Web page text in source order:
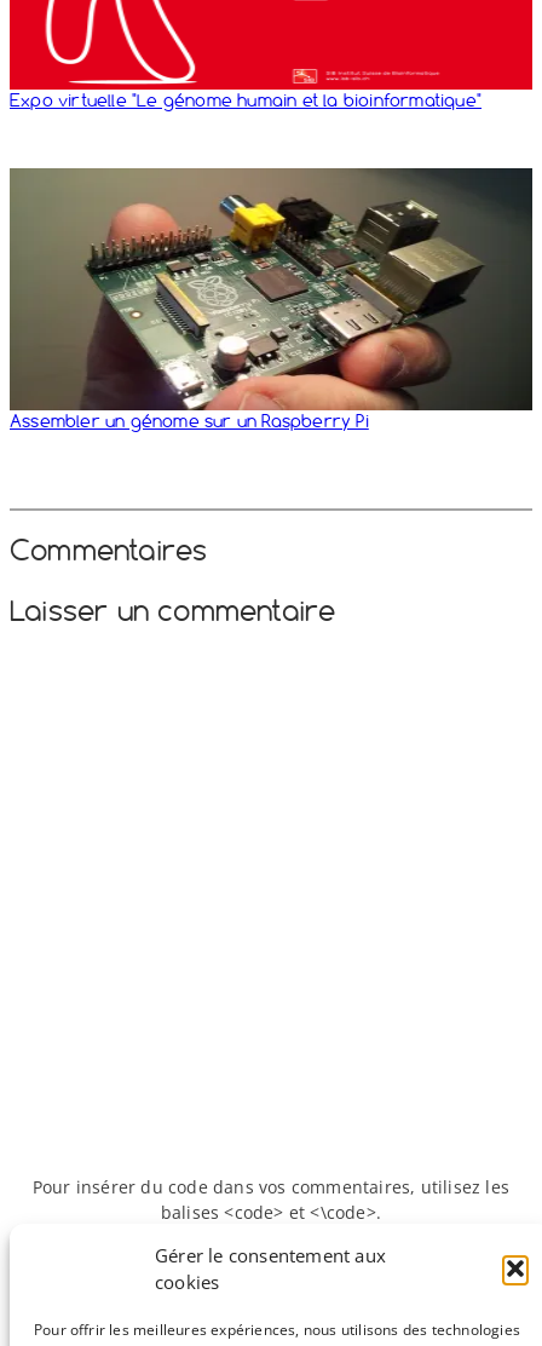
Gérer le consentement aux
cookies
Pour offrir les meilleures expériences, nous utilisons des technologies
Expo virtuelle "Le génome humain et la bioinformatique"
Assembler un génome sur un Raspberry Pi
Commentaires
Laisser un commentaire
Pour insérer du code dans vos commentaires, utilisez les
balises <code> et <\code>.
Les éléments
"ADN poubelle" à leur étude.
de serveurs (cluster) »